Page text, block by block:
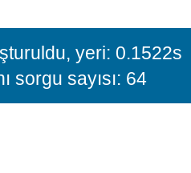
yeri: 0.1522s
sorgu sayısı: 64